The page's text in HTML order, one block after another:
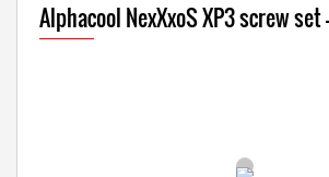
Alphacool NexXxoS XP3 screw set